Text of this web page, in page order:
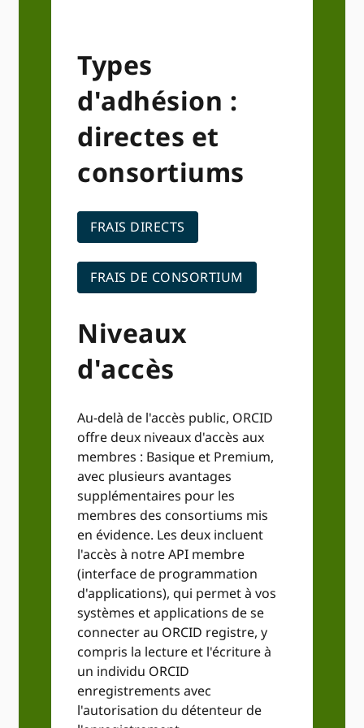
Types
d'adhésion :
directes et
consortiums
FRAIS DIRECTS
FRAIS DE CONSORTIUM
Niveaux
d'accès
Au-delà de l'accès public, ORCID
offre deux niveaux d'accès aux
membres : Basique et Premium,
avec plusieurs avantages
supplémentaires pour les
membres des consortiums mis
en évidence. Les deux incluent
l'accès à notre API membre
(interface de programmation
d'applications), qui permet à vos
systèmes et applications de se
connecter au ORCID registre, y
compris la lecture et l'écriture à
un individu ORCID
enregistrements avec
l'autorisation du détenteur de